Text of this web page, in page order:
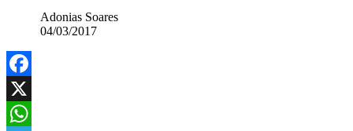
Adonias Soares
04/03/2017
Facebook
X